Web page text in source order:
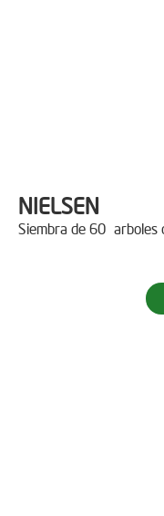
NIELSEN
Siembra de 60 arboles